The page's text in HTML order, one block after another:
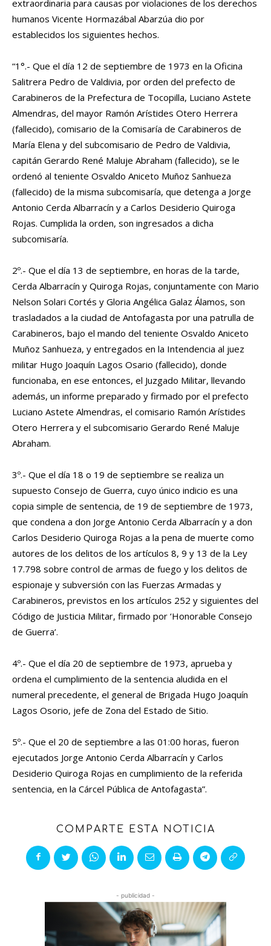
extraordinaria para causas por violaciones de los derechos
humanos Vicente Hormazábal Abarzúa dio por
establecidos los siguientes hechos.
“1°.- Que el día 12 de septiembre de 1973 en la Oficina
Salitrera Pedro de Valdivia, por orden del prefecto de
Carabineros de la Prefectura de Tocopilla, Luciano Astete
Almendras, del mayor Ramón Arístides Otero Herrera
(fallecido), comisario de la Comisaría de Carabineros de
María Elena y del subcomisario de Pedro de Valdivia,
capitán Gerardo René Maluje Abraham (fallecido), se le
ordenó al teniente Osvaldo Aniceto Muñoz Sanhueza
(fallecido) de la misma subcomisaría, que detenga a Jorge
Antonio Cerda Albarracín y a Carlos Desiderio Quiroga
Rojas. Cumplida la orden, son ingresados a dicha
subcomisaría.
2º.- Que el día 13 de septiembre, en horas de la tarde,
Cerda Albarracín y Quiroga Rojas, conjuntamente con Mario
Nelson Solari Cortés y Gloria Angélica Galaz Álamos, son
trasladados a la ciudad de Antofagasta por una patrulla de
Carabineros, bajo el mando del teniente Osvaldo Aniceto
Muñoz Sanhueza, y entregados en la Intendencia al juez
militar Hugo Joaquín Lagos Osario (fallecido), donde
funcionaba, en ese entonces, el Juzgado Militar, llevando
además, un informe preparado y firmado por el prefecto
Luciano Astete Almendras, el comisario Ramón Arístides
Otero Herrera y el subcomisario Gerardo René Maluje
Abraham.
3º.- Que el día 18 o 19 de septiembre se realiza un
supuesto Consejo de Guerra, cuyo único indicio es una
copia simple de sentencia, de 19 de septiembre de 1973,
que condena a don Jorge Antonio Cerda Albarracín y a don
Carlos Desiderio Quiroga Rojas a la pena de muerte como
autores de los delitos de los artículos 8, 9 y 13 de la Ley
17.798 sobre control de armas de fuego y los delitos de
espionaje y subversión con las Fuerzas Armadas y
Carabineros, previstos en los artículos 252 y siguientes del
Código de Justicia Militar, firmado por ‘Honorable Consejo
de Guerra’.
4º.- Que el día 20 de septiembre de 1973, aprueba y
ordena el cumplimiento de la sentencia aludida en el
numeral precedente, el general de Brigada Hugo Joaquín
Lagos Osorio, jefe de Zona del Estado de Sitio.
5º.- Que el 20 de septiembre a las 01:00 horas, fueron
ejecutados Jorge Antonio Cerda Albarracín y Carlos
Desiderio Quiroga Rojas en cumplimiento de la referida
sentencia, en la Cárcel Pública de Antofagasta”.
COMPARTE ESTA NOTICIA
- publicidad -